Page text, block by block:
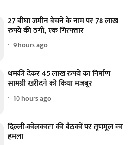
27 बीघा जमीन बेचने के नाम पर 78 लाख
रुपये की ठगी, एक गिरफ्तार
9 hours ago
धमकी देकर 45 लाख रुपये का निर्माण
सामग्री खरीदने को किया मजबूर
10 hours ago
दिल्ली-कोलकाता की बैठकों पर तृणमूल का
हमला